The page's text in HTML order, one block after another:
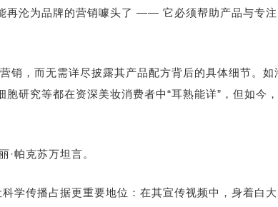
再沦为品牌的营销噱头了 —— 它必须帮助产品与专注
销，而无需详尽披露其产品配方背后的具体细节。如
研究等都在资深美妆消费者中“耳熟能详”，但如今，
·帕克苏万坦言。
学传播占据更重要地位：在其宣传视频中，身着白大